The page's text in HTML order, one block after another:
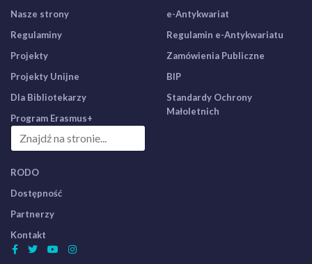
Nasze strony
Regulaminy
Projekty
Projekty Unijne
Dla Bibliotekarzy
Program Erasmus+
e-Antykwariat
Regulamin e-Antykwariatu
Zamówienia Publiczne
BIP
Standardy Ochrony
Małoletnich
RODO
Dostępność
Partnerzy
Kontakt